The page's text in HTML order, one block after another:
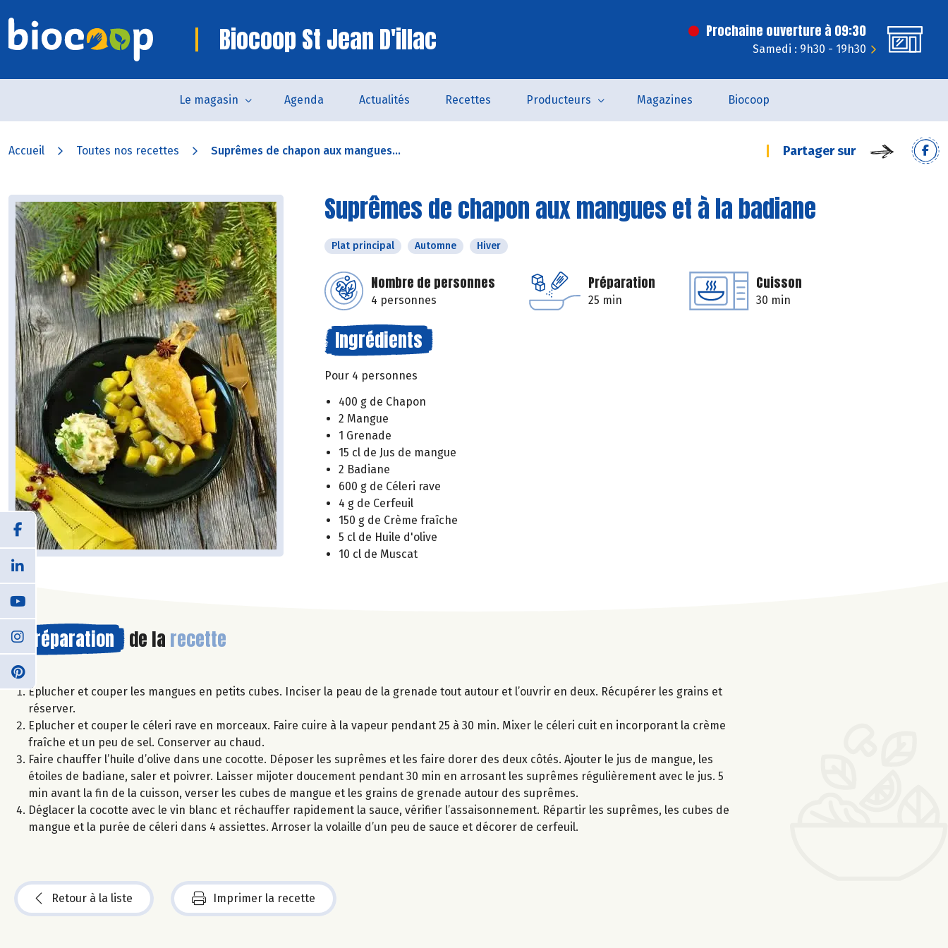
Biocoop St Jean D'illac Prochaine ouverture à 09:30
Samedi : 9h30 - 19h30
Le magasin Agenda Actualités Recettes Producteurs Magazines Biocoop
Accueil Toutes nos recettes Suprêmes de chapon aux mangues... Partager sur
Suprêmes de chapon aux mangues et à la badiane
Plat principal Automne Hiver
Nombre de personnes
4 personnes
Préparation
25 min
Cuisson
30 min
Ingrédients
Pour 4 personnes
400 g de Chapon
2 Mangue
1 Grenade
15 cl de Jus de mangue
2 Badiane
600 g de Céleri rave
4 g de Cerfeuil
150 g de Crème fraîche
5 cl de Huile d'olive
10 cl de Muscat
Préparation de la recette
Eplucher et couper les mangues en petits cubes. Inciser la peau de la grenade tout autour et l’ouvrir en deux. Récupérer les grains et
réserver.
Eplucher et couper le céleri rave en morceaux. Faire cuire à la vapeur pendant 25 à 30 min. Mixer le céleri cuit en incorporant la crème
fraîche et un peu de sel. Conserver au chaud.
Faire chauffer l’huile d’olive dans une cocotte. Déposer les suprêmes et les faire dorer des deux côtés. Ajouter le jus de mangue, les
étoiles de badiane, saler et poivrer. Laisser mijoter doucement pendant 30 min en arrosant les suprêmes régulièrement avec le jus. 5
min avant la fin de la cuisson, verser les cubes de mangue et les grains de grenade autour des suprêmes.
Déglacer la cocotte avec le vin blanc et réchauffer rapidement la sauce, vérifier l’assaisonnement. Répartir les suprêmes, les cubes de
mangue et la purée de céleri dans 4 assiettes. Arroser la volaille d’un peu de sauce et décorer de cerfeuil.
Retour à la liste Imprimer la recette